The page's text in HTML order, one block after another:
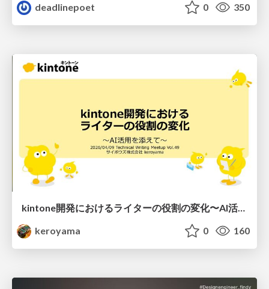
deadlinepoet
0 350
kintone開発における​ライターの役割の変化​〜AI活用を添えて〜 / Changes in the Role of Writers in Kintone Development
keroyama
0 160